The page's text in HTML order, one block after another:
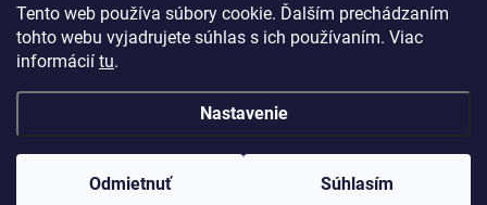
Tento web používa súbory cookie. Ďalším prechádzaním
tohto webu vyjadrujete súhlas s ich používaním. Viac
informácií tu.
Nastavenie
Odmietnuť Súhlasím
Good E-shops have logic. SALELOGICS
Copyright 2026 Herné PC Zostavy . Všetky práva vyhradené.